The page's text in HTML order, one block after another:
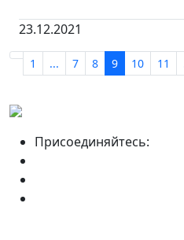
23.12.2021
1 ... 7 8 9 10 11
Присоединяйтесь: